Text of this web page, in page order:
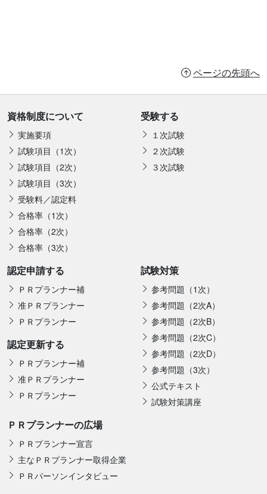
ページの先頭へ
資格制度について
実施要項
試験項目（1次）
試験項目（2次）
試験項目（3次）
受験料／認定料
合格率（1次）
合格率（2次）
合格率（3次）
受験する
１次試験
２次試験
３次試験
認定申請する
ＰＲプランナー補
准ＰＲプランナー
ＰＲプランナー
認定更新する
ＰＲプランナー補
准ＰＲプランナー
ＰＲプランナー
試験対策
参考問題（1次）
参考問題（2次A）
参考問題（2次B）
参考問題（2次C）
参考問題（2次D）
参考問題（3次）
公式テキスト
試験対策講座
ＰＲプランナーの広場
ＰＲプランナー宣言
主なＰＲプランナー取得企業
ＰＲパーソンインタビュー